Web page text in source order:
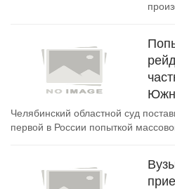
Челябинский областной суд
первой в России попыткой